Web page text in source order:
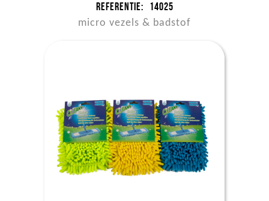
Referentie: 14025
micro vezels & badstof